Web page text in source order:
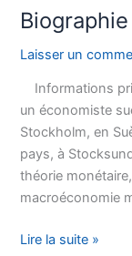
Arrow
Laisser un
Informations
un économiste
Stockholm, en
pays, à
théorie
macroéconomie
Biographie
Lire la suite »